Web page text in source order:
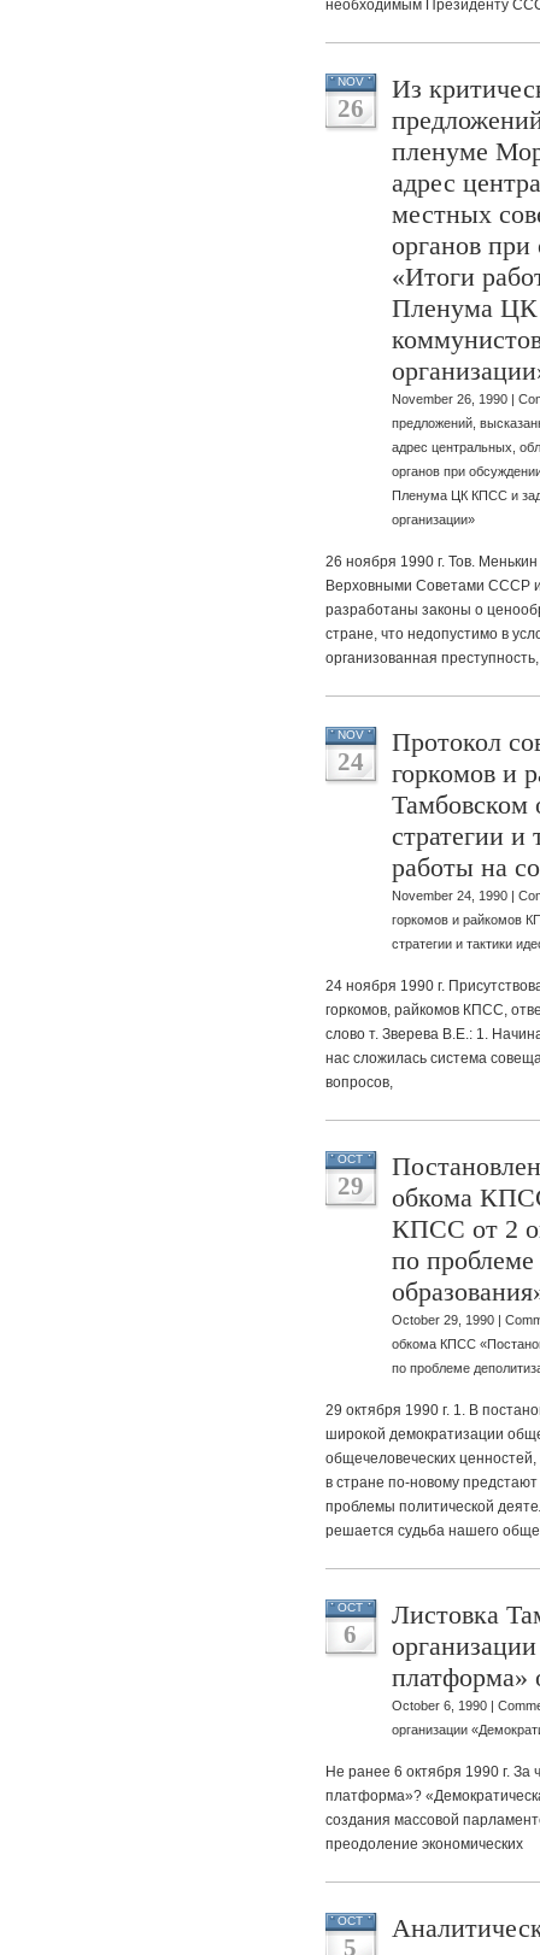
необходимым Президенту
NOV
26
Из
пленуме
адрес
местных
органов
«Итоги
Пленума
November 26, 1990 |
предложений,
адрес центральных,
органов при
Пленума ЦК КПСС и
организации»
26 ноября 1990 г. Тов.
Верховными Советами СССР и
разработаны законы о
стране, что недопустимо в
организованная
NOV
24
Протокол
горкомов и
стратегии и
работы на
November 24, 1990 |
горкомов и райкомов
стратегии и тактики
24 ноября 1990 г.
горкомов, райкомов КПСС,
слово т. Зверева В.Е.: 1.
нас сложилась система
вопросов,
OCT
29
обкома
КПСС от 2
по проблеме
October 29, 1990 |
обкома КПСС
по проблеме
29 октября 1990 г. 1. В
широкой демократизации
общечеловеческих
в стране по-новому
проблемы политической
решается судьба нашего
OCT
6
Листовка
платформа»
October 6, 1990 |
организации
Не ранее 6 октября 1990 г. За
платформа»?
создания массовой
преодоление экономических
OCT
5